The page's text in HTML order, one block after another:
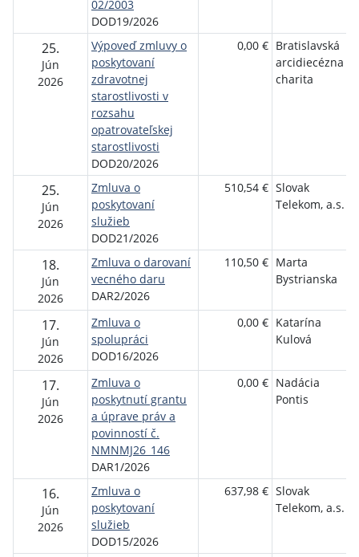
02/2003
DOD19/2026
25.
Jún
2026
Výpoveď zmluvy o
poskytovaní
zdravotnej
starostlivosti v
rozsahu
opatrovateľskej
starostlivosti
DOD20/2026
0,00 € Bratislavská
arcidiecézna
charita
25.
Jún
2026
Zmluva o
poskytovaní
služieb
DOD21/2026
510,54 € Slovak
Telekom, a.s.
18.
Jún
2026
Zmluva o darovaní
vecného daru
DAR2/2026
110,50 € Marta
Bystrianska
17.
Jún
2026
Zmluva o
spolupráci
DOD16/2026
0,00 € Katarína
Kulová
17.
Jún
2026
Zmluva o
poskytnutí grantu
a úprave práv a
povinností č.
NMNMJ26_146
DAR1/2026
0,00 € Nadácia
Pontis
16.
Jún
2026
Zmluva o
poskytovaní
služieb
DOD15/2026
637,98 € Slovak
Telekom, a.s.